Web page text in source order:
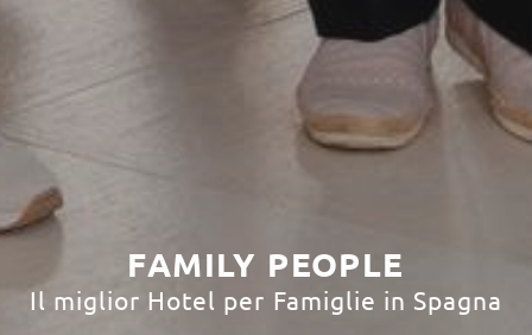
FAMILY PEOPLE
Il miglior Hotel per Famiglie in Spagna